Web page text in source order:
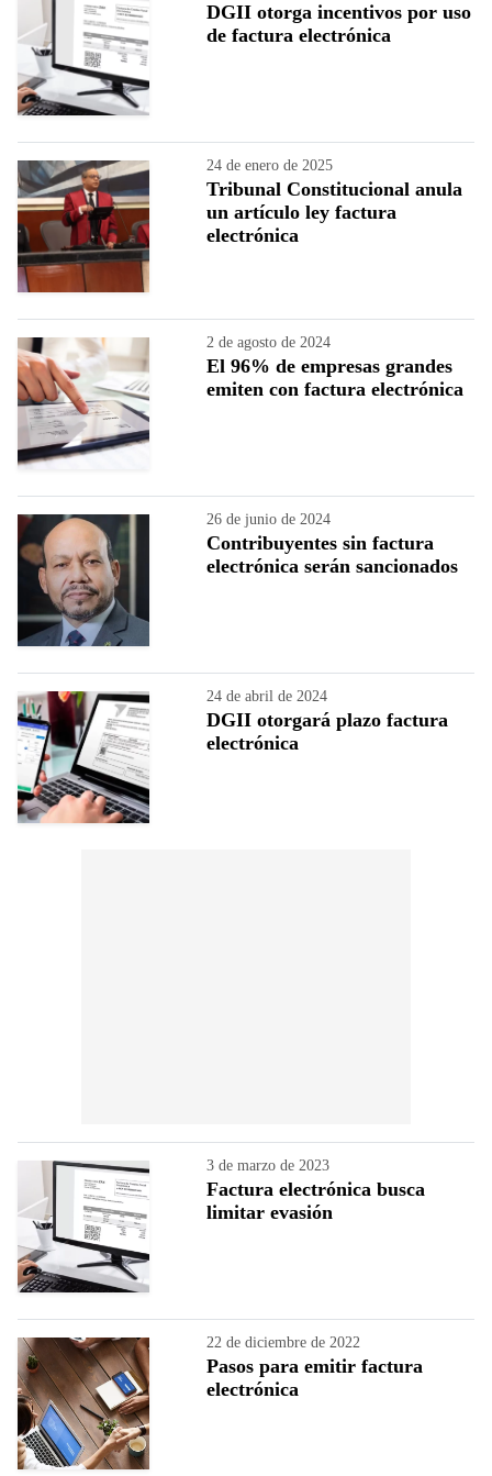
DGII otorga incentivos por uso
de factura electrónica
24 de enero de 2025
Tribunal Constitucional anula
un artículo ley factura
electrónica
2 de agosto de 2024
El 96% de empresas grandes
emiten con factura electrónica
26 de junio de 2024
Contribuyentes sin factura
electrónica serán sancionados
24 de abril de 2024
DGII otorgará plazo factura
electrónica
3 de marzo de 2023
Factura electrónica busca
limitar evasión
22 de diciembre de 2022
Pasos para emitir factura
electrónica